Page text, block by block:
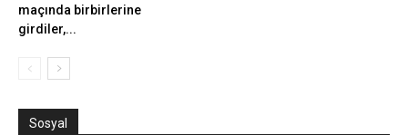
maçında birbirlerine
girdiler,...
Sosyal